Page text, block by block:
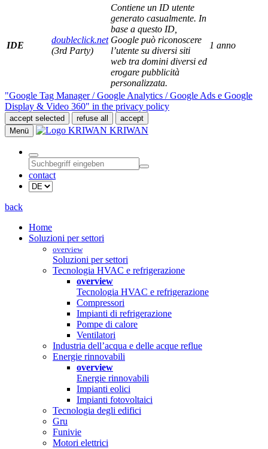
IDE
doubleclick.net
(3rd Party)
Contiene un ID utente
generato casualmente. In
base a questo ID,
Google può riconoscere
l’utente su diversi siti
web tra domini diversi ed
erogare pubblicità
personalizzata.
1 anno
"Google Tag Manager / Google Analytics / Google Ads e Google
Display & Video 360" in the privacy policy
accept selected refuse all
accept
Menü
KRIWAN
contact
back
Home
Soluzioni per settori
overview
Soluzioni per settori
Tecnologia HVAC e refrigerazione
overview
Tecnologia HVAC e refrigerazione
Compressori
Impianti di refrigerazione
Pompe di calore
Ventilatori
Industria dell’acqua e delle acque reflue
Energie rinnovabili
overview
Energie rinnovabili
Impianti eolici
Impianti fotovoltaici
Tecnologia degli edifici
Gru
Funivie
Motori elettrici